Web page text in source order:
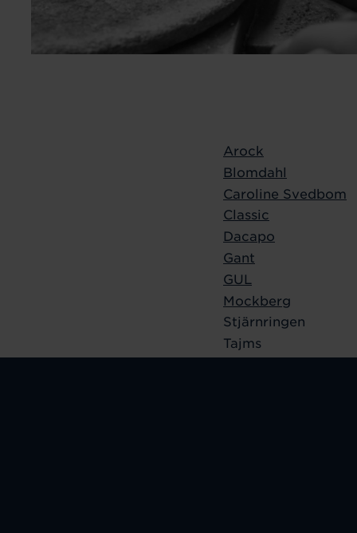
Arock
Blomdahl
Caroline Svedbom
Classic
Dacapo
Gant
GUL
Mockberg
Stjärnringen
Tajms